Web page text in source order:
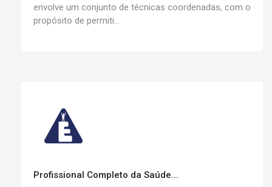
envolve um conjunto de técnicas coordenadas, com o
propósito de permiti...
Profissional Completo da Saúde...